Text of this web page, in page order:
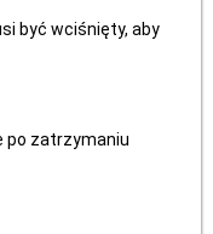
być wciśnięty, aby
po zatrzymaniu